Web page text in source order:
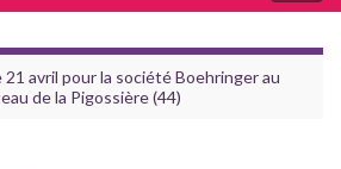
21 avril pour la société Boehringer au
de la Pigossière (44)